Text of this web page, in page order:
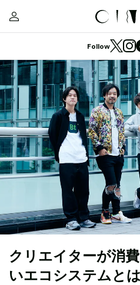
Follow
クリエイターが消
いエコシステムと